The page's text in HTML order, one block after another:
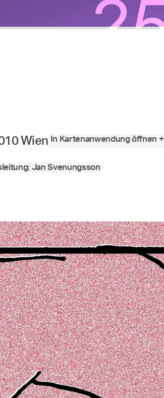
Wien In Kartenanwendung öffnen +
Jan Svenungsson